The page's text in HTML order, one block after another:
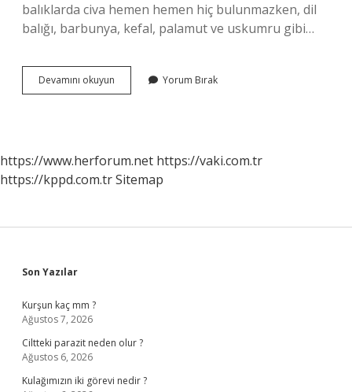
balıklarda civa hemen hemen hiç bulunmazken, dil
balığı, barbunya, kefal, palamut ve uskumru gibi…
Devamını okuyun
Ağır
Yorum Bırak
https://www.herforum.net https://vaki.com.tr
https://kppd.com.trSitemap
Sidebar
Son Yazılar
Kurşun kaç mm ?
Ağustos 7, 2026
Ciltteki parazit neden olur ?
Ağustos 6, 2026
Kulağımızın iki görevi nedir ?